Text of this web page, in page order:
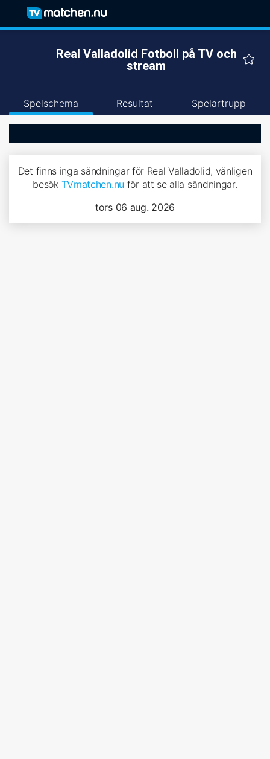
Real Valladolid Fotboll på TV och
stream
Spelschema Resultat Spelartrupp
Det finns inga sändningar för Real Valladolid, vänligen
besök TVmatchen.nu för att se alla sändningar.
tors 06 aug. 2026